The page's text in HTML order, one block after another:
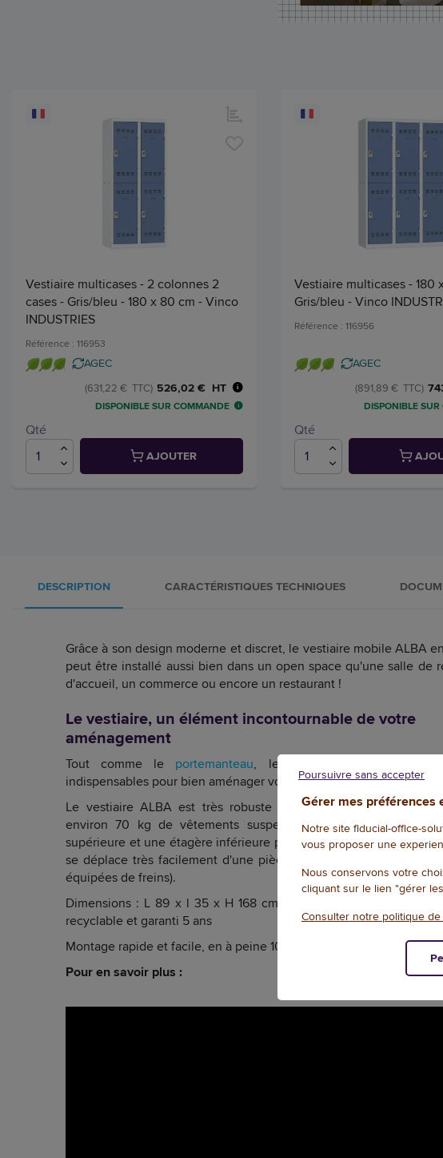
Vestiaire multicases - 2 colonnes 2
cases - Gris/bleu - 180 x 80 cm - Vinco
INDUSTRIES
Référence : 116953
AGEC
526,02 € HT
(631,22 € TTC)
DISPONIBLE SUR COMMANDE
Qté
AJOUTER
Vestiaire multicases - 180
Gris/bleu - Vinco
Référence : 116956
AGEC
(891,89 € TTC)
DISPONIBLE
Qté
DESCRIPTION CARACTÉRISTIQUES TECHNIQUES
Grâce à son design moderne et discret, le vestiaire mobile ALBA
peut être installé aussi bien dans un open space qu'une salle de
d'accueil, un commerce ou encore un restaurant !
Le vestiaire, un élément incontournable de votre
aménagement
Tout comme le portemanteau, le vestiaire fait partie des
indispensables pour bien aménager vos locaux.
Le vestiaire ALBA est très robuste : il peut accueillir jusqu'à
environ 70 kg de vêtements suspendus. Il possède
supérieure et une étagère inférieure pour le rangement des sacs
se déplace très facilement d'une pièce à l'autre, grâce à ses 4
équipées de freins).
Dimensions : L 89 x l 35 x H 168 cm Poids (à vide) du vestiaire :
recyclable et garanti 5 ans
Montage rapide et facile, en à peine 10 minutes !
Pour en savoir plus :
Gérer mes préférences
Notre site fiducial-office-
vous proposer une
Nous conservons votre
cliquant sur le lien "gérer
Consulter notre politique
Poursuivre sans accepter